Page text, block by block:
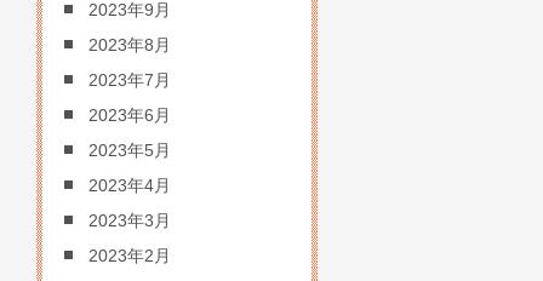
2023年9月
2023年8月
2023年7月
2023年6月
2023年5月
2023年4月
2023年3月
2023年2月